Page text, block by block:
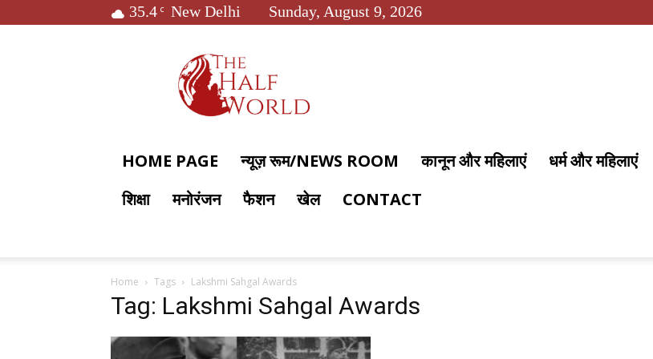
35.4 C New Delhi Sunday, August 9, 2026
World
HOME PAGE न्यूज़ रूम/NEWS ROOM कानून और महिलाएं धर्म और महिलाएं
शिक्षा
मनोरंजन फैशन खेल CONTACT
Home Tags Lakshmi Sahgal Awards
Tag: Lakshmi Sahgal Awards